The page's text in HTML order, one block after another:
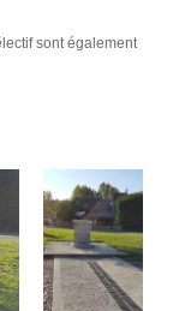
sont également